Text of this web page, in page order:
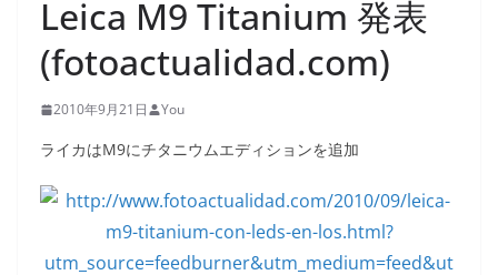
Leica M9 Titanium 発表
(fotoactualidad.com)
2010年9月21日 You
ライカはM9にチタニウムエディションを追加